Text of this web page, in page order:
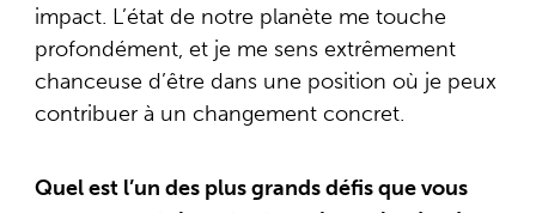
impact. L’état de notre planète me touche
profondément, et je me sens extrêmement
chanceuse d’être dans une position où je peux
contribuer à un changement concret.
Quel est l’un des plus grands défis que vous